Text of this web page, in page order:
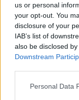
us or personal
your opt-out. You
disclosure of your
IAB’s list of
also be disclosed
Downstream
Personal Data
Steur kiest
duidelijkheid
Blind kan
terug op